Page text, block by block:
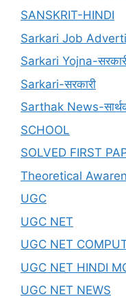
SANSKRIT-HINDI
Sarkari Job
Sarkari Yojna-
Sarkari-सरकारी
Sarthak News-
SCHOOL
SOLVED FIRST
Theoretical
UGC
UGC NET
UGC NET
UGC NET HINDI
UGC NET NEWS